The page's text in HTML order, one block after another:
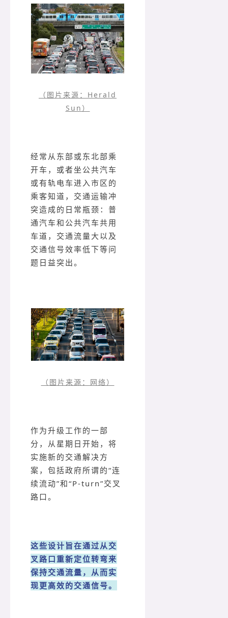
（图片来源：Herald
Sun）
经常从东部或东北部乘
开车，或者坐公共汽车
或有轨电车进入市区的
乘客知道，交通运输冲
突造成的日常瓶颈：普
通汽车和公共汽车共用
车道，交通流量大以及
交通信号效率低下等问
题日益突出。
（图片来源：网络）
作为升级工作的一部
分，从星期日开始，将
实施新的交通解决方
案，包括政府所谓的“连
续流动”和“P-turn”交叉
路口。
这些设计旨在通过从交
叉路口重新定位转弯来
保持交通流量，从而实
现更高效的交通信号。